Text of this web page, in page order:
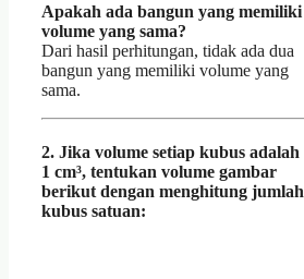
Apakah ada bangun yang memiliki
volume yang sama?
Dari hasil perhitungan, tidak ada dua
bangun yang memiliki volume yang
sama.
2. Jika volume setiap kubus adalah
1 cm³, tentukan volume gambar
berikut dengan menghitung jumlah
kubus satuan: